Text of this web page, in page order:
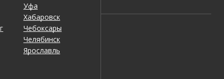
Уфа
Хабаровск
Чебоксары
Челябинск
Ярославль